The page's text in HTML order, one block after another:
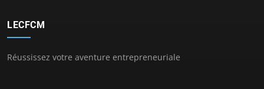
LECFCM
Réussissez votre aventure entrepreneuriale